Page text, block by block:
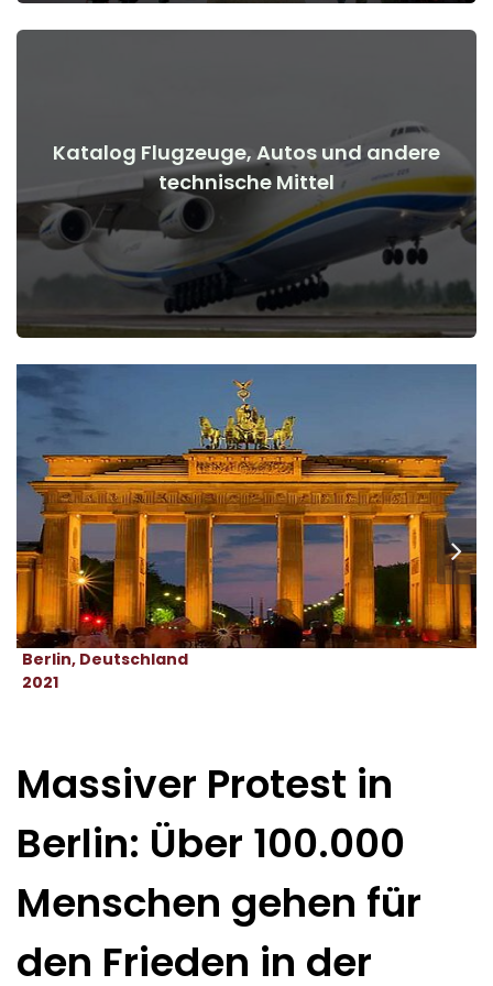
Katalog Flugzeuge, Autos und andere
technische Mittel
Flugzeuge, Autos, technische Mittel vor und nach
Kriegsbeginn
Details anzeigen
Berlin, Deutschland
2021
Massiver Protest in
Berlin: Über 100.000
Menschen gehen für
den Frieden in der